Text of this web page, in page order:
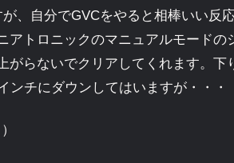
、自分でGVCをやると相棒いい反
アトロニックのマニュアルモードの
らないでクリアしてくれます。下
チにダウンしてはいますが・・・